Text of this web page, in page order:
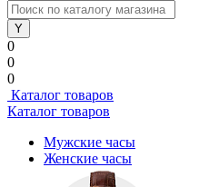
0
0
0
Каталог товаров
Каталог товаров
Мужские часы
Женские часы